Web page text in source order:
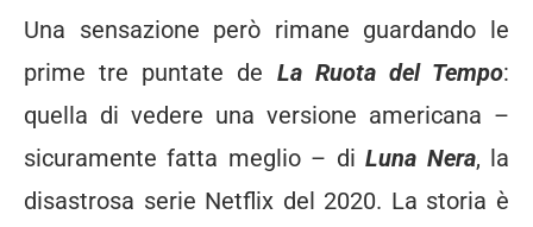
Una sensazione però rimane guardando le
prime tre puntate de La Ruota del Tempo:
quella di vedere una versione americana –
sicuramente fatta meglio – diLuna Nera, la
disastrosa serie Netflix del 2020. La storia è